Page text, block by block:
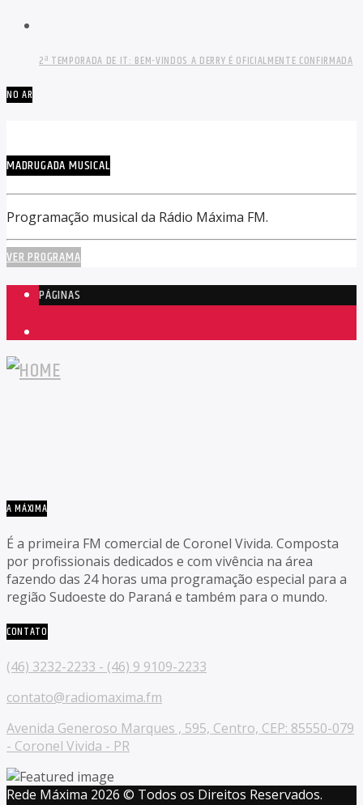
2ª TEMPORADA DE IT: BEM-VINDOS A DERRY É OFICIALMENTE CONFIRMADA
NO AR
MADRUGADA MUSICAL
Programação musical da Rádio Máxima FM.
VER PROGRAMA
PÁGINAS
A MÁXIMA
É a primeira FM comercial de Coronel Vivida. Composta
por profissionais dedicados e com vivência na área
fazendo das 24 horas uma programação especial para a
região Sudoeste do Paraná e também para o mundo.
CONTATO
(46) 3232-2233 - (46) 9 9109-2233
contato@radiomaxima.fm
Avenida Generoso Marques , 595, Centro, CEP: 85550-079
- Coronel Vivida - PR
Rede Máxima 2026 © Todos os Direitos Reservados.